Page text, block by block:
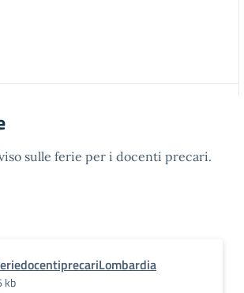
sulle ferie per i docenti precari.
kb